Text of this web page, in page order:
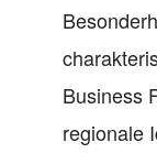
Business
regionale